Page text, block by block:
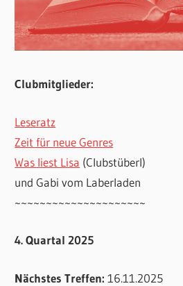
Clubmitglieder:
Leseratz
Zeit für neue Genres
Was liest Lisa (Clubstüberl)
und Gabi vom Laberladen
~~~~~~~~~~~~~~~~~~~~~
4. Quartal 2025
Nächstes Treffen:16.11.2025